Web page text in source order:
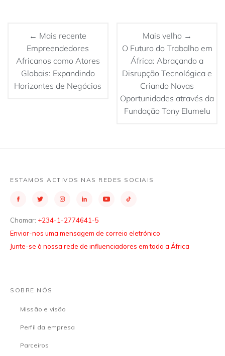
← Mais recente
Empreendedores
Africanos como Atores
Globais: Expandindo
Horizontes de Negócios
Mais velho →
O Futuro do Trabalho em
África: Abraçando a
Disrupção Tecnológica e
Criando Novas
Oportunidades através da
Fundação Tony Elumelu
ESTAMOS ACTIVOS NAS REDES SOCIAIS
Chamar: +234-1-2774641-5
Enviar-nos uma mensagem de correio eletrónico
Junte-se à nossa rede de influenciadores em toda a África
SOBRE NÓS
Missão e visão
Perfil da empresa
Parceiros